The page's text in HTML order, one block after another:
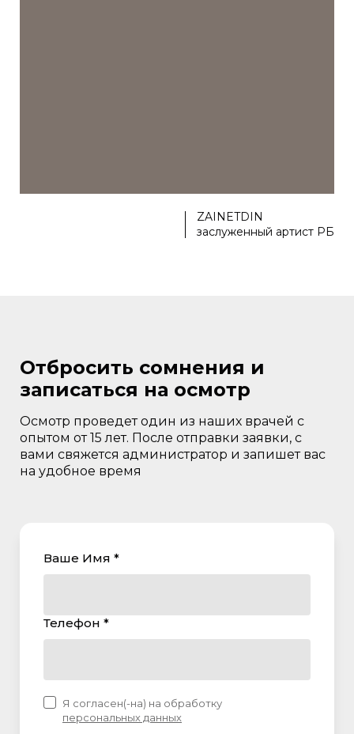
ZAINETDIN
заслуженный артист РБ
Отбросить сомнения и
записаться на осмотр
Осмотр проведет один из наших врачей с
опытом от 15 лет. После отправки заявки, с
вами свяжется администратор и запишет вас
на удобное время
Ваше Имя *
Телефон *
Я согласен(-на) на обработку
персональных данных